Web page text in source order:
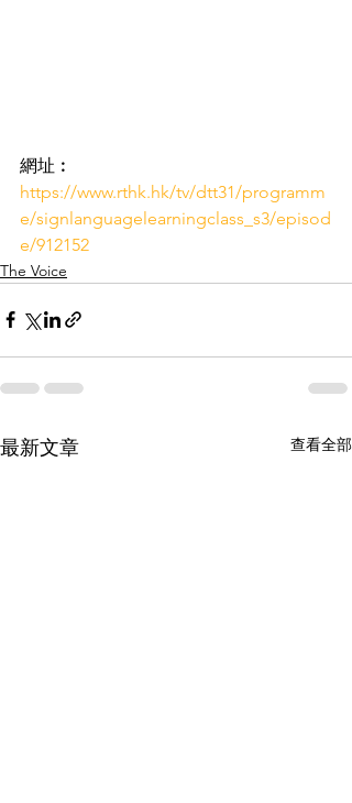
網址︰
https://www.rthk.hk/tv/dtt31/programm
e/signlanguagelearningclass_s3/episod
e/912152
The Voice
最新文章 查看全部